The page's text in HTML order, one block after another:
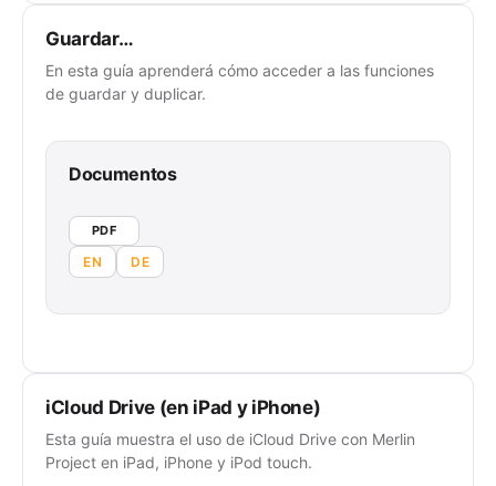
Guardar…
En esta guía aprenderá cómo acceder a las funciones
de guardar y duplicar.
Documentos
PDF
EN DE
iCloud Drive (en iPad y iPhone)
Esta guía muestra el uso de iCloud Drive con Merlin
Project en iPad, iPhone y iPod touch.